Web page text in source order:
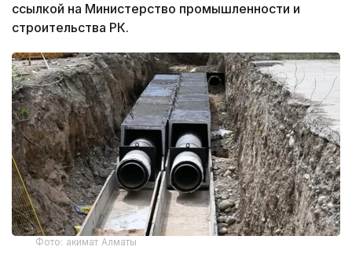
ссылкой на Министерство промышленности и
строительства РК.
Фото: акимат Алматы